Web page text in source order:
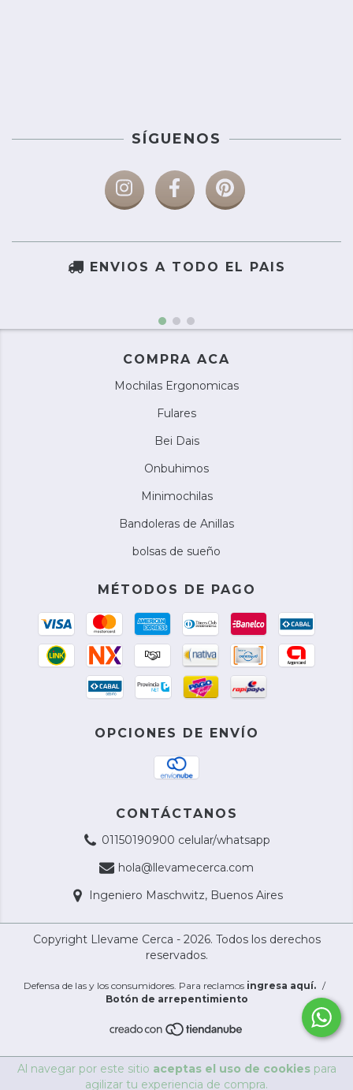
Al navegar por este sitio aceptas el uso de cookiespara
agilizar tu experiencia de compra.
SÍGUENOS
ENVIOS A TODO EL PAIS
COMPRA ACA
Mochilas Ergonomicas
Fulares
Bei Dais
Onbuhimos
Minimochilas
Bandoleras de Anillas
bolsas de sueño
MÉTODOS DE PAGO
OPCIONES DE ENVÍO
CONTÁCTANOS
01150190900 celular/whatsapp
hola@llevamecerca.com
Ingeniero Maschwitz, Buenos Aires
Copyright Llevame Cerca - 2026. Todos los derechos
reservados.
Defensa de las y los consumidores. Para reclamos ingresa aquí. /
Botón de arrepentimiento